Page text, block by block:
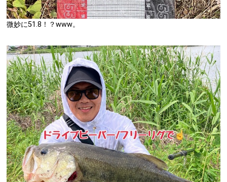
微妙に51.8！？www。